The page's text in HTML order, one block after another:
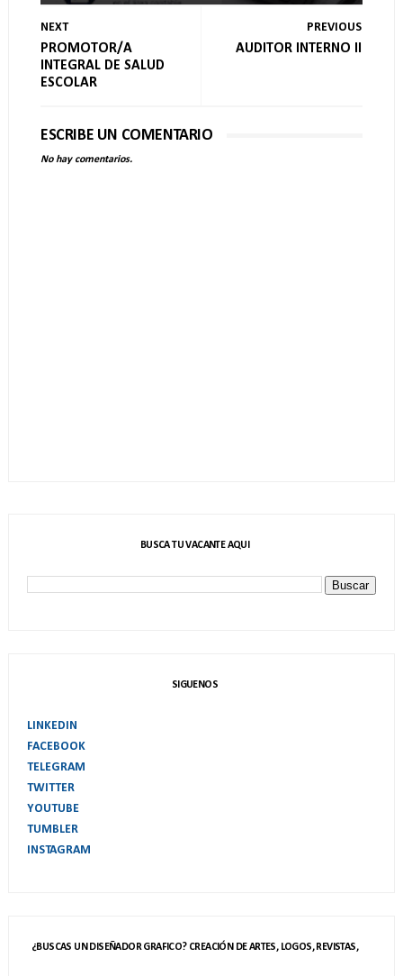
NEXT
PROMOTOR/A
INTEGRAL DE SALUD
ESCOLAR
PREVIOUS
AUDITOR INTERNO II
ESCRIBE UN COMENTARIO
No hay comentarios.
BUSCA TU VACANTE AQUI
SIGUENOS
LINKEDIN
FACEBOOK
TELEGRAM
TWITTER
YOUTUBE
TUMBLER
INSTAGRAM
¿BUSCAS UN DISEÑADOR GRAFICO? CREACIÓN DE ARTES, LOGOS, REVISTAS,